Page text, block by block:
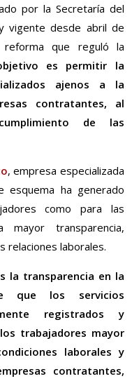
por la Secretaría del
vigente desde abril de
que reguló la
es permitir la
ajenos a la
contratantes, al
de las
, empresa especializada
esquema ha generado
como para las
mayor transparencia,
relaciones laborales.
la transparencia en la
que los servicios
registrados y
trabajadores mayor
laborales y
contratantes,